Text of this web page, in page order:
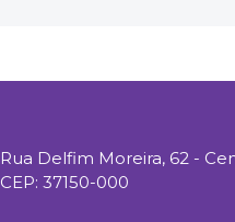
Rua Delfim Moreira, 62 -
CEP: 37150-000